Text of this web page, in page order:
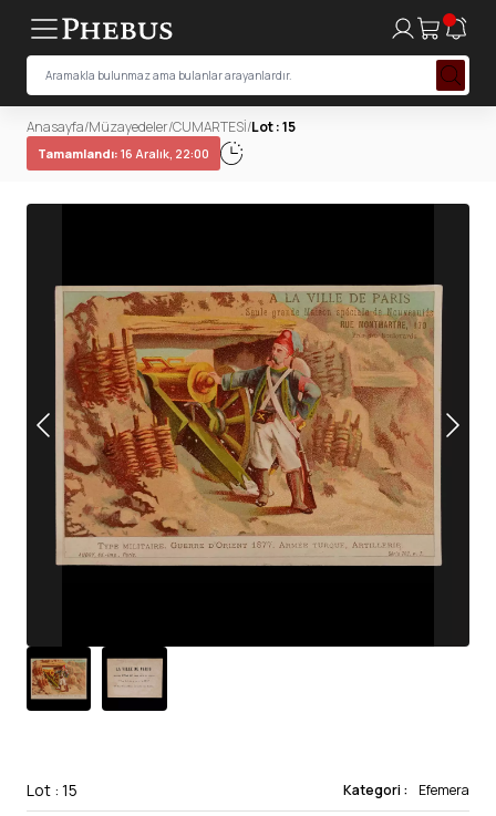
Anasayfa/Müzayedeler/CUMARTESİ/Lot : 15
Tamamlandı: 16 Aralık, 22:00
Lot : 15 Kategori : Efemera